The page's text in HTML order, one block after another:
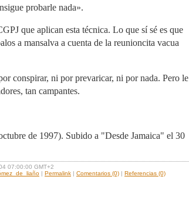
probarle nada».
que aplican esta técnica. Lo que sí sé es que
a mansalva a cuenta de la reunioncita vacua
conspirar, ni por prevaricar, ni por nada. Pero le
tan campantes.
de 1997). Subido a "Desde Jamaica" el 30
07:00:00 GMT+2
| Permalink | Comentarios (0) | Referencias (0)